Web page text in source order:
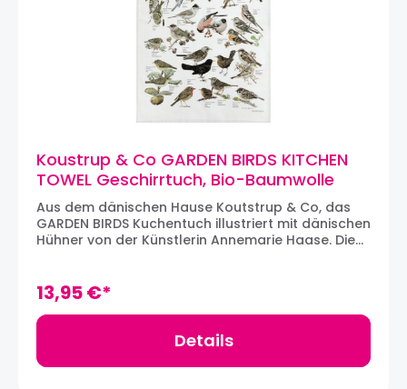
Koustrup & Co GARDEN BIRDS KITCHEN
TOWEL Geschirrtuch, Bio-Baumwolle
Aus dem dänischen Hause Koutstrup & Co, das
GARDEN BIRDS Kuchentuch illustriert mit dänischen
Hühner von der Künstlerin Annemarie Haase. Die
ein hübsches Geschenk oder Mitbringsel dar.
HINWEIS: LadyButler liebt schöne Geschirrtücher
und empfiehlt die Tücher von Koustrup & Co ein-
oder zweimal vor dem Einsetzen zu waschen,
damit die Wasseraufnahme des Tuchs optimiert
wird. Material: 100% Bio-
13,95 €*
Details